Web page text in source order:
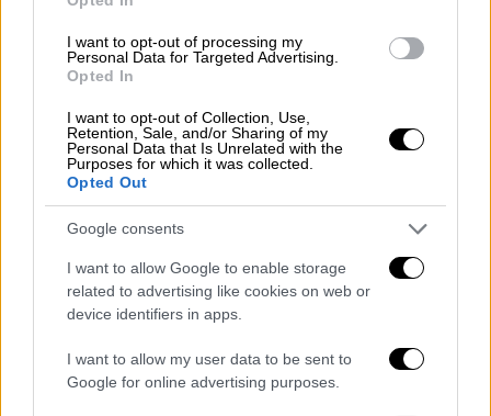
I want to opt-out of processing my
Personal Data for Targeted Advertising.
Opted In
I want to opt-out of Collection, Use,
Retention, Sale, and/or Sharing of my
Personal Data that Is Unrelated with the
Purposes for which it was collected.
Opted Out
Google consents
I want to allow Google to enable storage
related to advertising like cookies on web or
device identifiers in apps.
I want to allow my user data to be sent to
Google for online advertising purposes.
Αναλυτικά οι υποψηφιότητες
«Στράτος Στασινός» 2026
13m2 / Αντώνης Δημητρόπουλος
Dream / Σεμίραμις Μαμάτα
Holy Shit / Ταξιάρχης Δεληγιάννης -
Βασίλης Τσιουβάρας
Sins / Yeti Pictures
The Synthetic Age / Δημήτρης
Βραβείο Σκηνοθεσίας 2026